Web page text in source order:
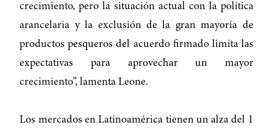
crecimiento, pero la situación actual con la política
arancelaria y la exclusión de la gran mayoría de
productos pesqueros del acuerdo firmado limita las
expectativas para aprovechar un mayor
crecimiento”, lamenta Leone.
Los mercados en Latinoamérica tienen un alza del 1